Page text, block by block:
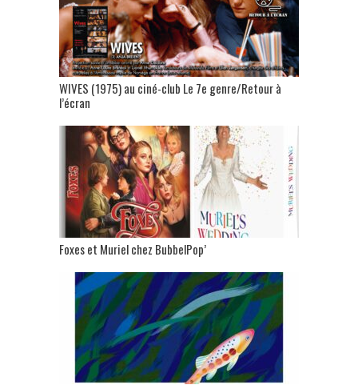
WIVES (1975) au ciné-club Le 7e genre/Retour à
l’écran
Foxes et Muriel chez BubbelPop’